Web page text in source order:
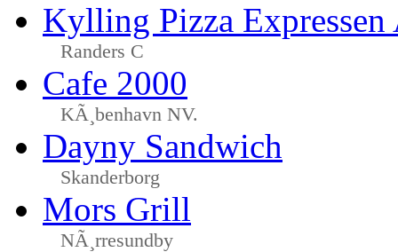
Kylling Pizza Expressen
Randers C
Cafe 2000
KÃ¸benhavn NV.
Dayny Sandwich
Skanderborg
Mors Grill
NÃ¸rresundby